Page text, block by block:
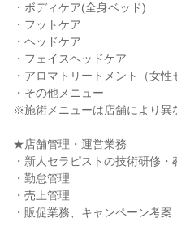
・ボディケア(全身ベッド)
・フットケア
・ヘッドケア
・フェイスヘッドケア
・アロマトリートメント（女性
・その他メニュー
※施術メニューは店舗により異
★店舗管理・運営業務
・新人セラピストの技術研修・
・勤怠管理
・売上管理
・販促業務、キャンペーン考案